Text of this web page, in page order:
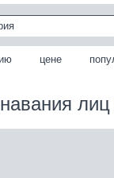
цене